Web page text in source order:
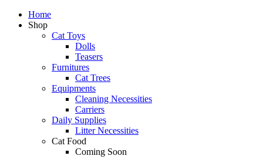
Home
Shop
Cat Toys
Dolls
Teasers
Furnitures
Cat Trees
Equipments
Cleaning Necessities
Carriers
Daily Supplies
Litter Necessities
Cat Food
Coming Soon